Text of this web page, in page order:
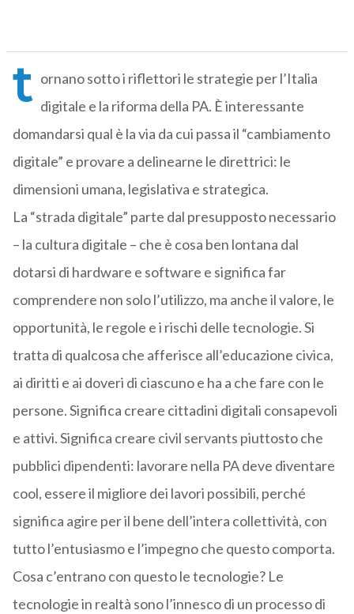
t ornano sotto i riflettori le strategie per l’Italia
digitale e la riforma della PA. È interessante
domandarsi qual è la via da cui passa il “cambiamento
digitale” e provare a delinearne le direttrici: le
dimensioni umana, legislativa e strategica.
La “strada digitale” parte dal presupposto necessario
– la cultura digitale – che è cosa ben lontana dal
dotarsi di hardware e software e significa far
comprendere non solo l’utilizzo, ma anche il valore, le
opportunità, le regole e i rischi delle tecnologie. Si
tratta di qualcosa che afferisce all’educazione civica,
ai diritti e ai doveri di ciascuno e ha a che fare con le
persone. Significa creare cittadini digitali consapevoli
e attivi. Significa creare civil servants piuttosto che
pubblici dipendenti: lavorare nella PA deve diventare
cool, essere il migliore dei lavori possibili, perché
significa agire per il bene dell’intera collettività, con
tutto l’entusiasmo e l’impegno che questo comporta.
Cosa c’entrano con questo le tecnologie? Le
tecnologie in realtà sono l’innesco di un processo di